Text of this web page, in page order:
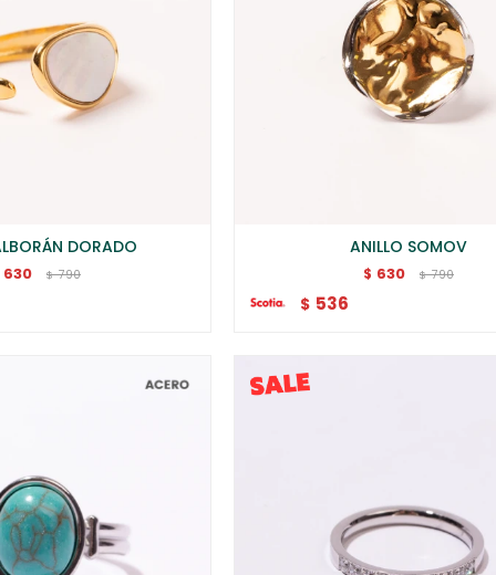
DORADO
630 $ 790
ANILLO SOMOV
$ 630 $ 790
$ 536